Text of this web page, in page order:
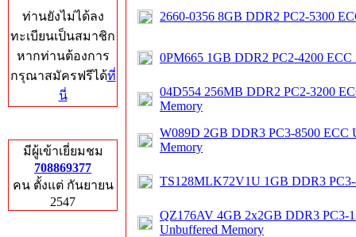
ท่านยังไม่ได้ลง
ทะเบียนเป็นสมาชิก
หากท่านต้องการ
กรุณาสมัครฟรีได้ที่
นี่
มีผู้เข้าเยี่ยมชม
708869377
คน ตั้งแต่ กันยายน
2547
2660-0356 8GB DDR2 PC2-5300
0PM665 1GB DDR2 PC2-4200 ECC
04D554 256MB DDR2 PC2-3200
Memory
W089D 2GB DDR3 PC3-8500 ECC
Memory
TS128MLK72V1U 1GB DDR3
QZ176AV 4GB 2x2GB DDR3 PC3-
Unbuffered Memory